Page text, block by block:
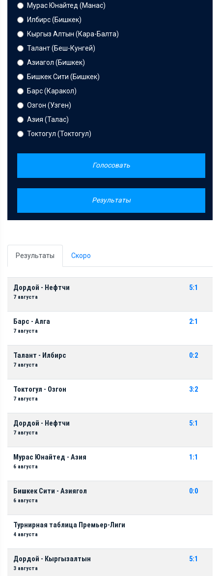
Мурас Юнайтед (Манас)
Илбирс (Бишкек)
Кыргыз Алтын (Кара-Балта)
Талант (Беш-Кунгей)
Азиагол (Бишкек)
Бишкек Сити (Бишкек)
Барс (Каракол)
Озгон (Узген)
Азия (Талас)
Токтогул (Токтогул)
Голосовать
Результаты
Результаты Скоро
Дордой - Нефтчи
7 августа
5:1
Барс - Алга
7 августа
2:1
Талант - Илбирс
7 августа
0:2
Токтогул - Озгон
7 августа
3:2
Дордой - Нефтчи
7 августа
5:1
Мурас Юнайтед - Азия
6 августа
1:1
Бишкек Сити - Азиягол
6 августа
0:0
Турнирная таблица Премьер-Лиги
4 августа
Дордой - Кыргызалтын
3 августа
5:1